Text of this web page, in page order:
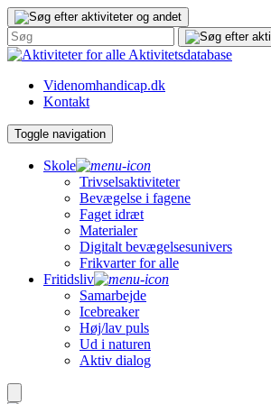
Gå
til
indhold
Aktivitetsdatabase
Videnomhandicap.dk
Kontakt
Toggle navigation
Skole
Trivselsaktiviteter
Bevægelse i fagene
Faget idræt
Materialer
Digitalt bevægelsesunivers
Frikvarter for alle
Fritidsliv
Samarbejde
Icebreaker
Høj/lav puls
Ud i naturen
Aktiv dialog